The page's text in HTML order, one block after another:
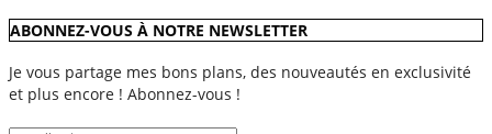
ABONNEZ-VOUS À NOTRE NEWSLETTER
Je vous partage mes bons plans, des nouveautés en exclusivité
et plus encore ! Abonnez-vous !